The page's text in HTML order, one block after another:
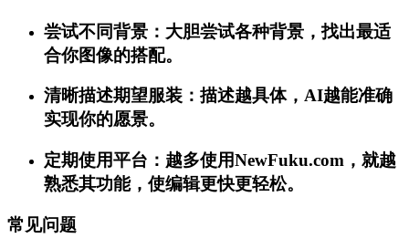
尝试不同背景：大胆尝试各种背景，找出最适
合你图像的搭配。
清晰描述期望服装：描述越具体，AI越能准确
实现你的愿景。
定期使用平台：越多使用NewFuku.com，就越
熟悉其功能，使编辑更快更轻松。
常见问题